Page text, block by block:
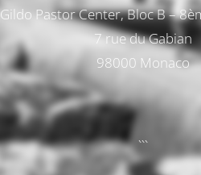
Gildo Pastor Center, Bloc B –
7 rue du Gabian
98000 Monaco
```